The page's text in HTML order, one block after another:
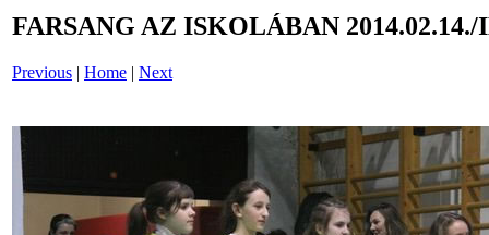
FARSANG AZ ISKOLÁBAN 2014.02.14./
Previous | Home | Next